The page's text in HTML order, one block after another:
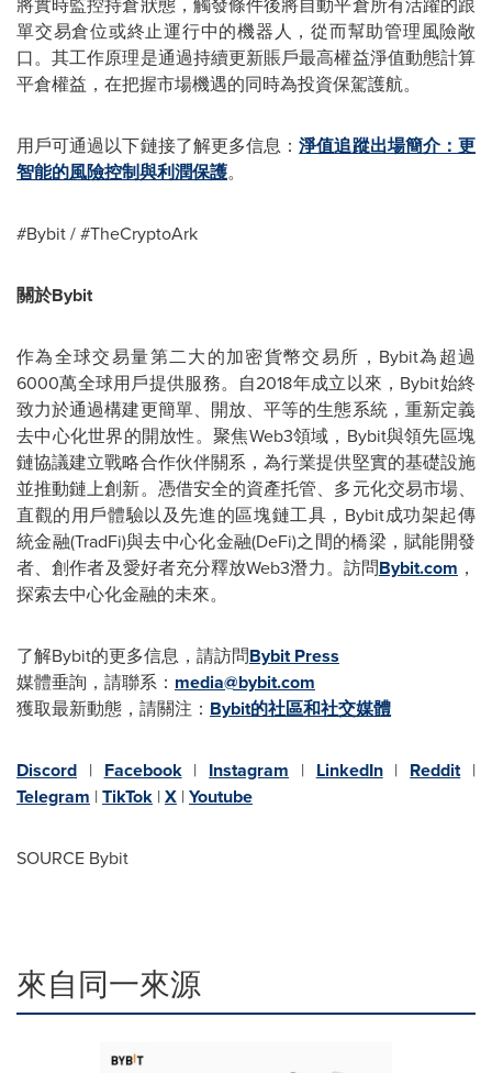
單交易倉位或終止運行中的機器人，從而幫助管理風險敞
口。其工作原理是通過持續更新賬戶最高權益淨值動態計算
平倉權益，在把握市場機遇的同時為投資保駕護航。
用戶可通過以下鏈接了解更多信息：淨值追蹤出場簡介：更
智能的風險控制與利潤保護。
#Bybit / #TheCryptoArk
關於Bybit
作為全球交易量第二大的加密貨幣交易所，Bybit為超過
6000萬全球用戶提供服務。自2018年成立以來，Bybit始終
致力於通過構建更簡單、開放、平等的生態系統，重新定義
去中心化世界的開放性。聚焦Web3領域，Bybit與領先區塊
鏈協議建立戰略合作伙伴關系，為行業提供堅實的基礎設施
並推動鏈上創新。憑借安全的資產托管、多元化交易市場、
直觀的用戶體驗以及先進的區塊鏈工具，Bybit成功架起傳
統金融(TradFi)與去中心化金融(DeFi)之間的橋梁，賦能開發
者、創作者及愛好者充分釋放Web3潛力。訪問Bybit.com ，
探索去中心化金融的未來。
了解Bybit的更多信息，請訪問Bybit Press
媒體垂詢，請聯系： media@bybit.com
獲取最新動態，請關注： Bybit的社區和社交媒體
Discord | Facebook| Instagram | LinkedIn| Reddit|
Telegram |TikTok |X |Youtube
SOURCE Bybit
來自同一來源